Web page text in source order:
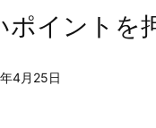
ポイントを
4月25日